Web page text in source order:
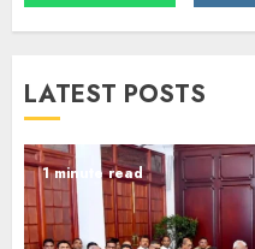
LATEST POSTS
1 minute read